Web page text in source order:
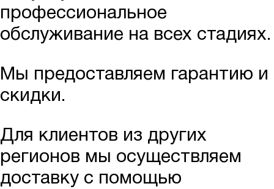
профессиональное
обслуживание на всех стадиях.
Мы предоставляем гарантию и
скидки.
Для клиентов из других
регионов мы осуществляем
доставку с помощью